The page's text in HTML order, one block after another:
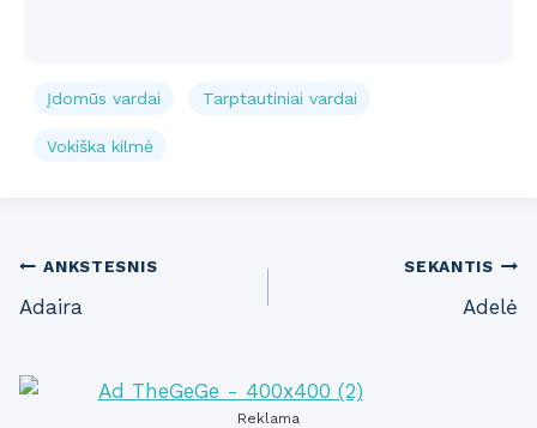
Įdomūs vardai Tarptautiniai vardai
Vokiška kilmė
Post
navigation
ANKSTESNIS
Adaira
SEKANTIS
Adelė
Reklama